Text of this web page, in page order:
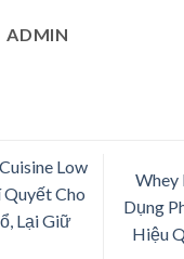
ADMIN
Low
Quyết Cho
Lại Giữ
Whey
Dụng
Hiệu